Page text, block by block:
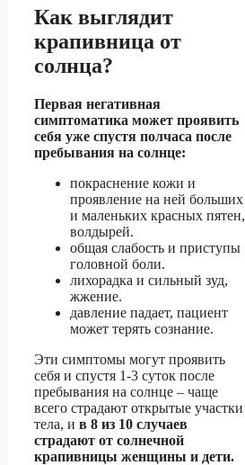
Как выглядит
крапивница от
солнца?
Первая негативная
симптоматика может проявить
себя уже спустя полчаса после
пребывания на солнце:
покраснение кожи и
проявление на ней больших
и маленьких красных пятен,
волдырей.
общая слабость и приступы
головной боли.
лихорадка и сильный зуд,
жжение.
давление падает, пациент
может терять сознание.
Эти симптомы могут проявить
себя и спустя 1-3 суток после
пребывания на солнце – чаще
всего страдают открытые участки
тела, и в 8 из 10 случаев
страдают от солнечной
крапивницы женщины и дети.